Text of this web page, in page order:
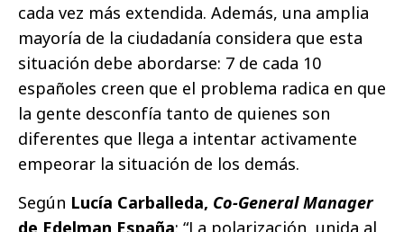
cada vez más extendida. Además, una amplia
mayoría de la ciudadanía considera que esta
situación debe abordarse: 7 de cada 10
españoles creen que el problema radica en que
la gente desconfía tanto de quienes son
diferentes que llega a intentar activamente
empeorar la situación de los demás.
Según Lucía Carballeda, Co-General Manager
de Edelman España: “La polarización, unida al